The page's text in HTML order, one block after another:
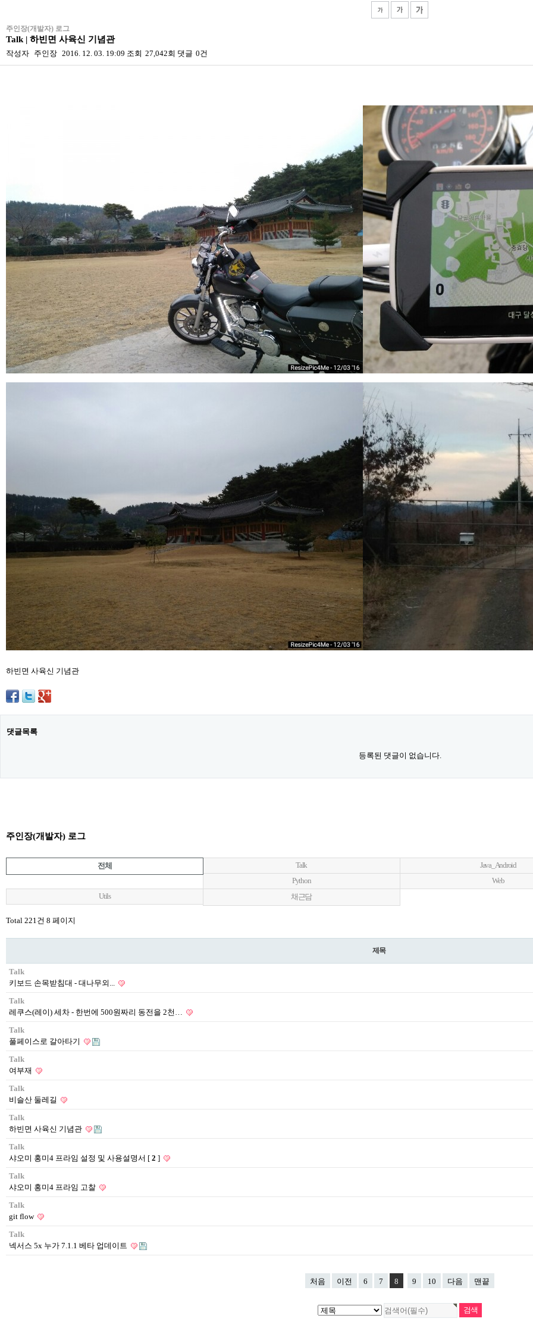
주인장(개발자) 로그
Talk | 하빈면 사육신 기념관
작성자 주인장 2016. 12. 03. 19:09 조회 27,042회 댓글 0건
하빈면 사육신 기념관
댓글목록
등록된 댓글이 없습니다.
주인장(개발자) 로그
전체 Talk
Java_Android
Python
Web
Utils
채근담
Total 221건 8 페이지
제목
Talk
키보드 손목받침대 - 대나무외...
Talk
레쿠스(레이) 세차 - 한번에 500원짜리 동전을 2천…
Talk
풀페이스로 갈아타기
Talk
여부재
Talk
비슬산 둘레길
Talk
하빈면 사육신 기념관
Talk
샤오미 홍미4 프라임 설정 및 사용설명서 [ 2 ]
Talk
샤오미 홍미4 프라임 고찰
Talk
git flow
Talk
넥서스 5x 누가 7.1.1 베타 업데이트
처음 이전 6 7 8 9 10 다음 맨끝